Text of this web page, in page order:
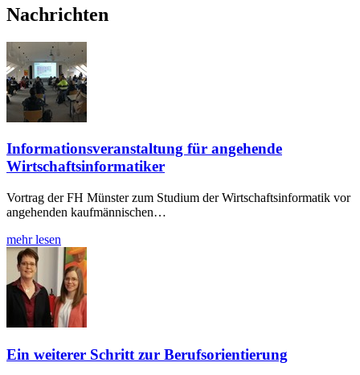
Nachrichten
Informationsveranstaltung für angehende
Wirtschaftsinformatiker
Vortrag der FH Münster zum Studium der Wirtschaftsinformatik vor
angehenden kaufmännischen…
mehr lesen
Ein weiterer Schritt zur Berufsorientierung